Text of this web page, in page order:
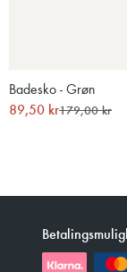
Badesko - Grøn
89,50 kr179,00 kr